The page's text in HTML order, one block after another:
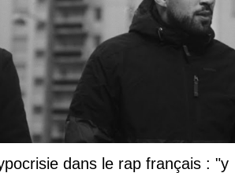
dans le rap français : "y